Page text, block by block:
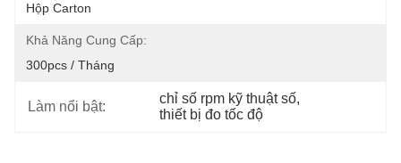
Hộp Carton
Khả Năng Cung Cấp:
300pcs / Tháng
Làm nổi bật:
chỉ số rpm kỹ thuật số,
thiết bị đo tốc độ